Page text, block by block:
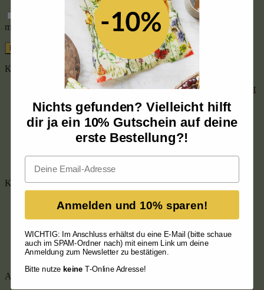
Name, E-Mail-Adresse und Website in diesem Browser für
meinen nächsten Kommentar speichern.
Kommentare
Kuno Dr.schwendemannzuSpar-Set – 3x XL Brotbeutel mit
Renate LichteneggerzuL Brotbeutel mit Bio-Bienenwachs
Julia zu Spar-Set – 3x Bio-Bienenwachstuch-Rolle –
Streuobstwiese
Annette Hörner zuL Brotbeutel mit Bio-Bienenwachs
Kategorien
(13)
Plastikfrei(24)
Style(1)
Tante Ida's Tipps(3)
Archiv
Nichts gefunden? Vielleicht hilft
dir ja ein 10% Gutschein auf deine
erste Bestellung?!
Email
Anmelden und 10% sparen!
WICHTIG: Im Anschluss erhältst du eine E-Mail (bitte schaue
auch im SPAM-Ordner nach) mit einem Link um deine
Anmeldung zum Newsletter zu bestätigen.
Bitte nutze keine T-Online Adresse!